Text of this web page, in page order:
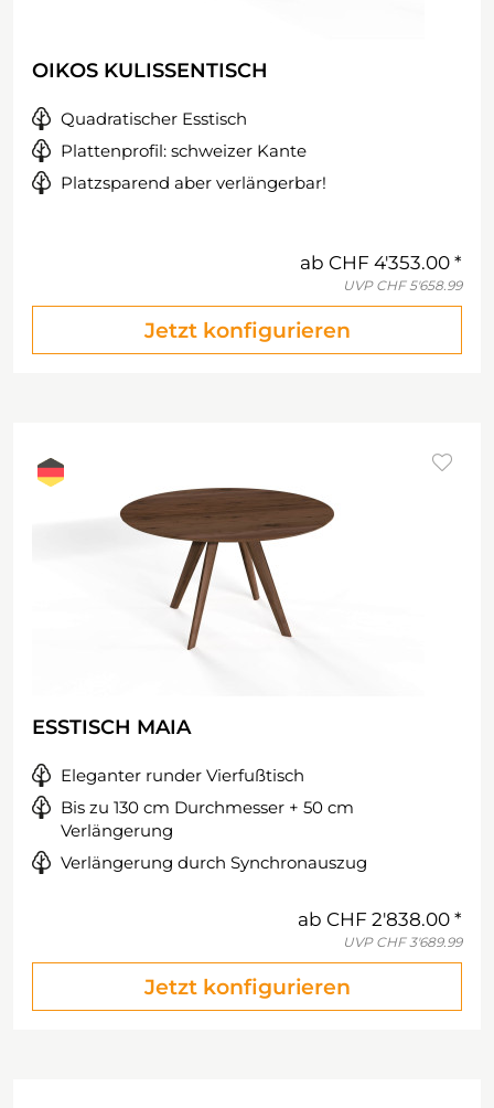
OIKOS KULISSENTISCH
Quadratischer Esstisch
Plattenprofil: schweizer Kante
Platzsparend aber verlängerbar!
ab CHF 4'353.00
UVP CHF 5'658.99
Jetzt konfigurieren
ESSTISCH MAIA
Eleganter runder Vierfußtisch
Bis zu 130 cm Durchmesser + 50 cm
Verlängerung
Verlängerung durch Synchronauszug
ab CHF 2'838.00
UVP CHF 3'689.99
Jetzt konfigurieren